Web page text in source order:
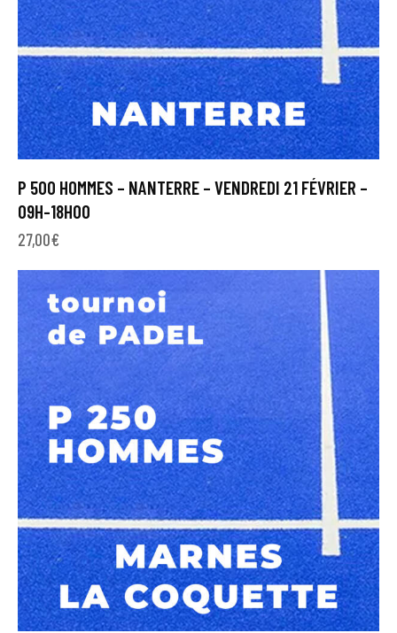
P 500 HOMMES – NANTERRE – VENDREDI 21 FÉVRIER –
09H-18H00
27,00€